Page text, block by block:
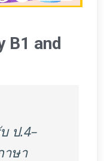
B1 and
ป.4–
ษา